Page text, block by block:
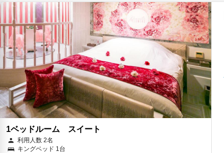
1ベッドルーム スイート
利用人数 2名
キングベッド 1台